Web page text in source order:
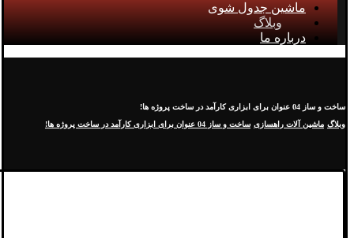
ماشین جدول شوی
وبلاگ
درباره ما
ساخت و ساز 04 عنوان برای ابزاری کارآمد در ساخت پروژه ها!
وبلاگ ماشین آلات راهسازی ساخت و ساز 04 عنوان برای ابزاری کارآمد در ساخت پروژه ها!